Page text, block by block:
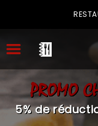
PROMO
5% de